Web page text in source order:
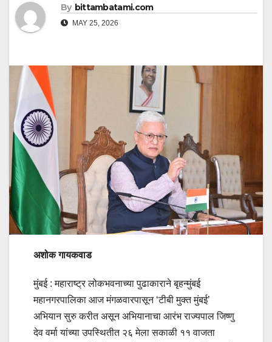
By bittambatami.com
MAY 25, 2026
अशोक गायकवाड
मुंबई : महाराष्‍ट्र लोकभवनाच्या पुढाकाराने बृहन्‍मुंबई
महानगरपालिका आज मंगळवारपासून ‘टीबी मुक्त मुंबई’
अभियान सुरु करीत असून अभियानाचा आरंभ राज्‍यपाल जिष्‍णु
देव वर्मा यांच्या उपस्थितीत २६ मेला सकाळी ११ वाजता